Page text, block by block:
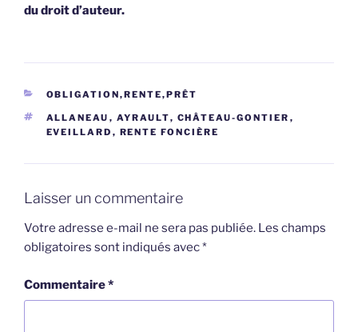
du droit d’auteur.
CATÉGORIES
OBLIGATION,RENTE,PRÊT
ÉTIQUETTES
ALLANEAU , AYRAULT, CHÂTEAU-GONTIER ,
EVEILLARD , RENTE FONCIÈRE
Laisser un commentaire
Votre adresse e-mail ne sera pas publiée. Les champs
obligatoires sont indiqués avec*
Commentaire*